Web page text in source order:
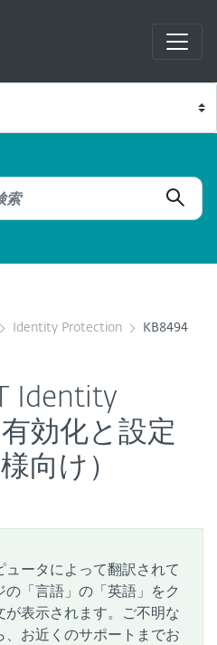
Identity Protection KB8494
Identity
効化と設定
向け）
ュータによって翻訳されて
「言語」の「英語」をク
が表示されます。ご不明な
、お近くのサポートまでお